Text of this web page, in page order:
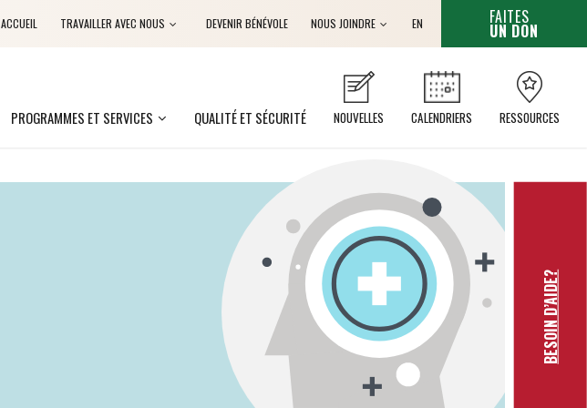
ACCUEIL TRAVAILLER AVEC NOUS DEVENIR BÉNÉVOLE NOUS JOINDRE EN CET
FAITES
UN DON
PROGRAMMES ET SERVICES QUALITÉ ET SÉCURITÉ NOUVELLES CALENDRIERS RESSOURCES
BESOIN D’AIDE?